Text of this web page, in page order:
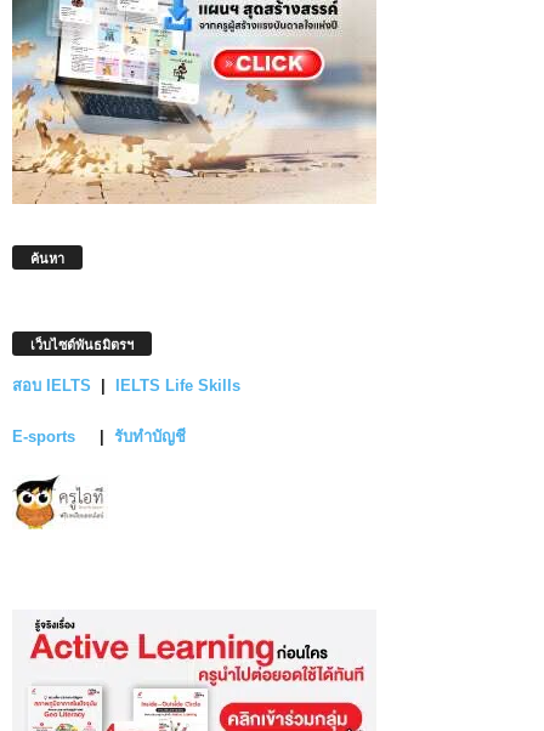
ค้นหา
เว็บไซต์พันธมิตรฯ
สอบ IELTS | IELTS Life Skills
E-sports | รับทำบัญชี